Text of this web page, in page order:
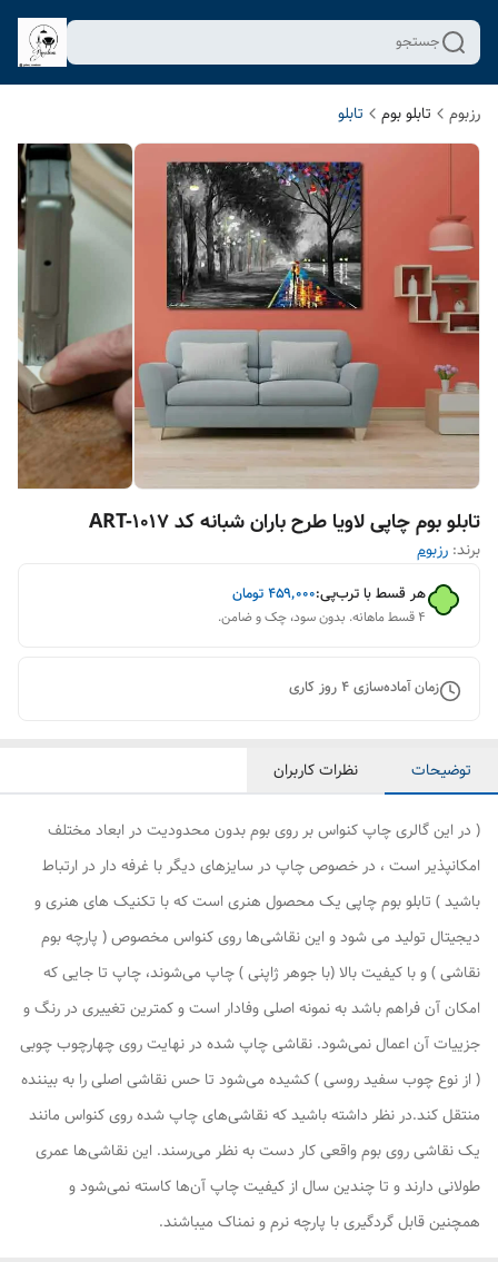
جستجو
رزبوم تابلو بوم تابلو
تابلو بوم چاپی لاویا طرح باران شبانه کد ART-1017
برند: رزبوم
هر قسط با ترب‌پی:۴۵۹٬۰۰۰تومان
۴ قسط ماهانه. بدون سود، چک و ضامن.
زمان آماده‌سازی4روز کاری
توضیحات نظرات کاربران
( در این گالری چاپ کنواس بر روی بوم بدون محدودیت در ابعاد مختلف
امکانپذیر است ، در خصوص چاپ در سایزهای دیگر با غرفه دار در ارتباط
باشید ) تابلو بوم چاپی یک محصول هنری است که با تکنیک های هنری و
دیجیتال تولید می شود و این نقاشی‌ها روی کنواس مخصوص ( پارچه بوم
نقاشی ) و با کیفیت بالا (با جوهر ژاپنی ) چاپ می‌شوند، چاپ تا جایی که
امکان آن فراهم باشد به نمونه اصلی وفادار است و کمترین تغییری در رنگ و
جزییات آن اعمال نمی‌شود. نقاشی چاپ شده در نهایت روی چهارچوب چوبی
( از نوع چوب سفید روسی ) کشیده می‌شود تا حس نقاشی اصلی را به بیننده
منتقل کند.در نظر داشته باشید که نقاشی‌های چاپ شده روی کنواس مانند
یک نقاشی روی بوم واقعی کار دست به نظر می‌رسند. این نقاشی‌ها عمری
طولانی دارند و تا چندین سال از کیفیت چاپ آن‌ها کاسته نمی‌شود و
همچنین قابل گردگیری با پارچه نرم و نمناک میباشند.